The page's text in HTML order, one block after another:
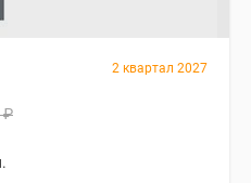
2 квартал 2027
₽